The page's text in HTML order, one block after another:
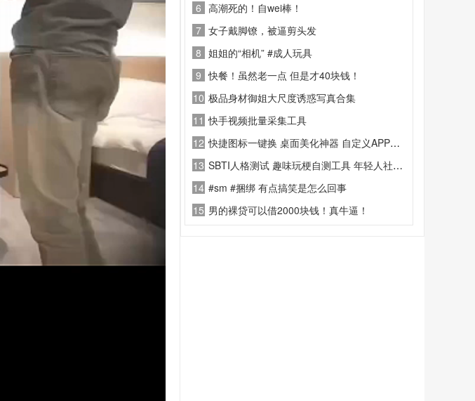
6 高潮死的！自wei棒！
7 女子戴脚镣，被逼剪头发
8 姐姐的“相机” #成人玩具
9 快餐！虽然老一点 但是才40块钱！
10 极品身材御姐大尺度诱惑写真合集
11 快手视频批量采集工具
12 快捷图标一键换 桌面美化神器 自定义APP图标修改名称软件
13 SBTI人格测试 趣味玩梗自测工具 年轻人社交人格测试软件
14 #sm #捆绑 有点搞笑是怎么回事
15 男的裸贷可以借2000块钱！真牛逼！